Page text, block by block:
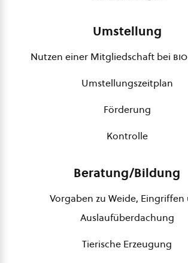
Umstellung
Nutzen einer Mitgliedschaft bei
Umstellungszeitplan
Förderung
Kontrolle
Beratung/Bildung
Vorgaben zu Weide, Eingriffen
Auslaufüberdachung
Tierische Erzeugung